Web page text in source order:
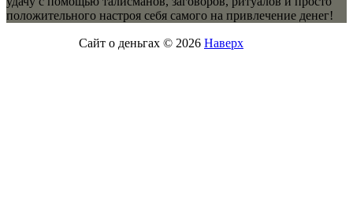
положительного настроя себя самого на привлечение денег!
Сайт о деньгах © 2026 Наверх